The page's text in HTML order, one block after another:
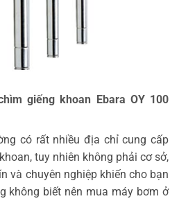
giếng khoan Ebara OY 100
có rất nhiều địa chỉ cung cấp
tuy nhiên không phải cơ sở,
và chuyên nghiệp khiến cho bạn
không biết nên mua máy bơm ở